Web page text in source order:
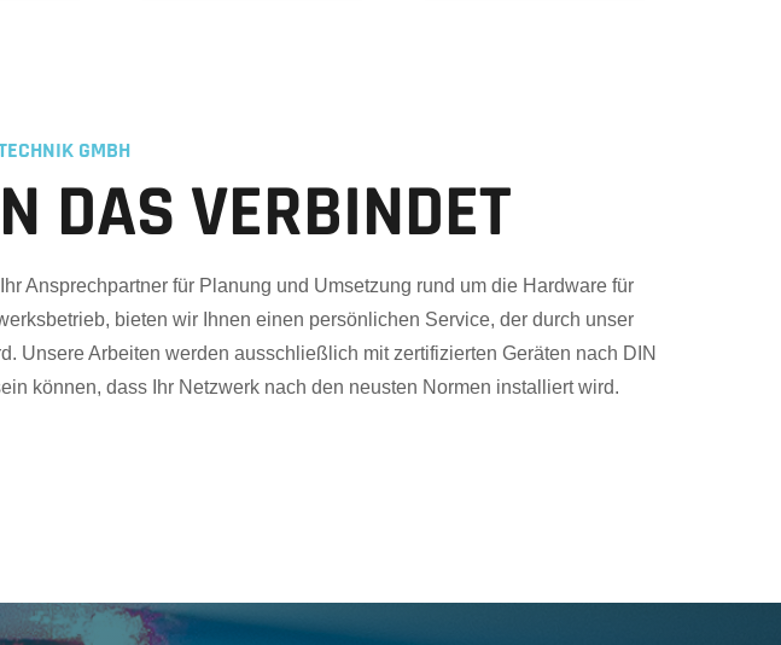
GMBH
DAS VERBINDET
Ansprechpartner für Planung und Umsetzung rund um die Hardware für
bieten wir Ihnen einen persönlichen Service, der durch unser
Unsere Arbeiten werden ausschließlich mit zertifizierten Geräten nach DIN
können, dass Ihr Netzwerk nach den neusten Normen installiert wird.